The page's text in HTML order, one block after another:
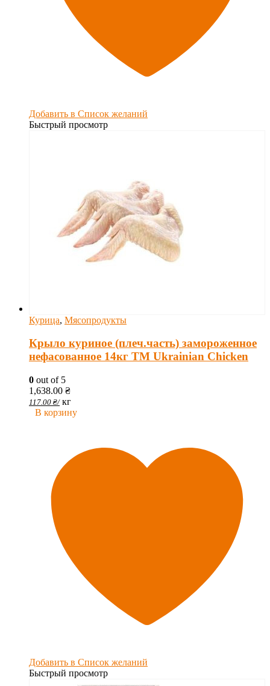
Добавить в Список желаний
Быстрый просмотр
Курица, Мясопродукты
Крыло куриное (плеч.часть) замороженное
нефасованное 14кг ТМ Ukrainian Chicken
0 out of 5
1,638.00 ₴
117.00 ₴/ кг
В корзину
Добавить в Список желаний
Быстрый просмотр